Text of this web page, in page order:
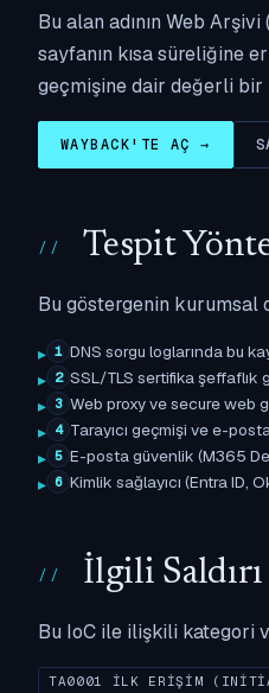
Bu alan adının Web
sayfanın kısa süreliğine
geçmişine dair değerli bir
WAYBACK'TE AÇ →
Tespit
Bu göstergenin kurumsal
1 DNS sorgu loglarında bu
2 SSL/TLS sertifika şeffaflık
3 Web proxy ve secure web
4 Tarayıcı geçmişi ve e-
5 E-posta güvenlik (M365
6 Kimlik sağlayıcı (Entra ID,
İlgili
Bu IoC ile ilişkili kategori
TA0001 İLK ERIŞIM